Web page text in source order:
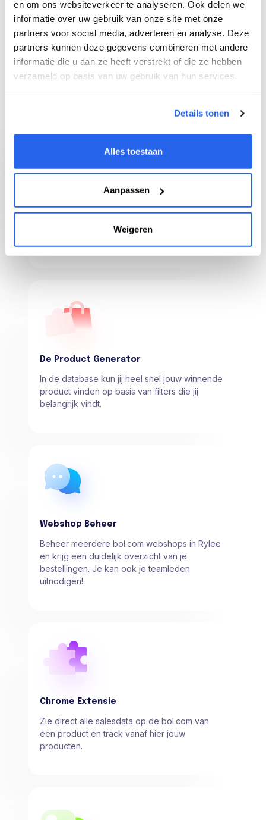
en om ons websiteverkeer te analyseren. Ook delen we
informatie over uw gebruik van onze site met onze
partners voor social media, adverteren en analyse. Deze
partners kunnen deze gegevens combineren met andere
informatie die u aan ze heeft verstrekt of die ze hebben
verzameld op basis van uw gebruik van hun services.
Details tonen
Alles toestaan
Aanpassen
Weigeren
Onze Service
Alle bol.com verkoop features op een rij
De Product Tracker
Track onbeperkt producten om jouw
winnende product te vinden! Krijg inzicht in
De Product Generator
In de database kun jij heel snel jouw winnende
product vinden op basis van filters die jij
belangrijk vindt.
Webshop Beheer
Beheer meerdere bol.com webshops in Rylee
en krijg een duidelijk overzicht van je
bestellingen. Je kan ook je teamleden
uitnodigen!
Chrome Extensie
Zie direct alle salesdata op de bol.com van
een product en track vanaf hier jouw
producten.